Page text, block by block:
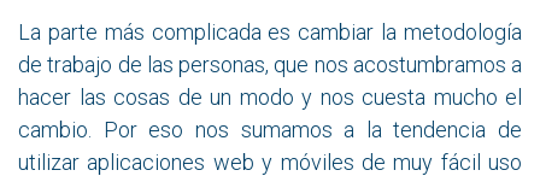
La parte más complicada es cambiar la metodología
de trabajo de las personas, que nos acostumbramos a
hacer las cosas de un modo y nos cuesta mucho el
cambio. Por eso nos sumamos a la tendencia de
utilizar aplicaciones web y móviles de muy fácil uso